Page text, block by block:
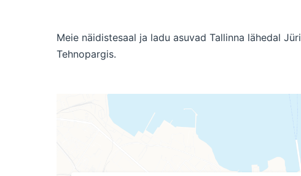
Meie näidistesaal ja ladu asuvad Tallinna lähedal Jüri
Tehnopargis.